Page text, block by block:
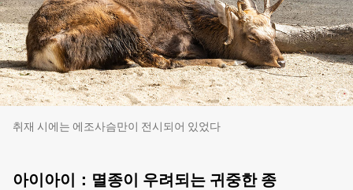
취재 시에는 에조사슴만이 전시되어 있었다
아이아이：멸종이 우려되는 귀중한 종